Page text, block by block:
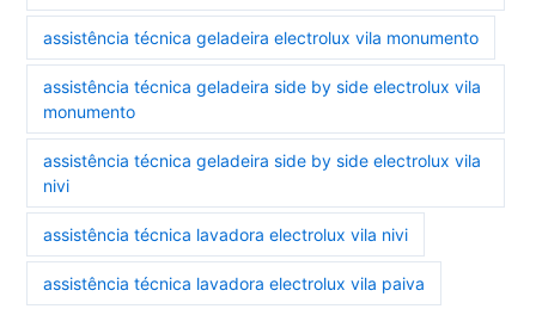
assistência técnica geladeira electrolux vila monumento
assistência técnica geladeira side by side electrolux vila
monumento
assistência técnica geladeira side by side electrolux vila
nivi
assistência técnica lavadora electrolux vila nivi
assistência técnica lavadora electrolux vila paiva